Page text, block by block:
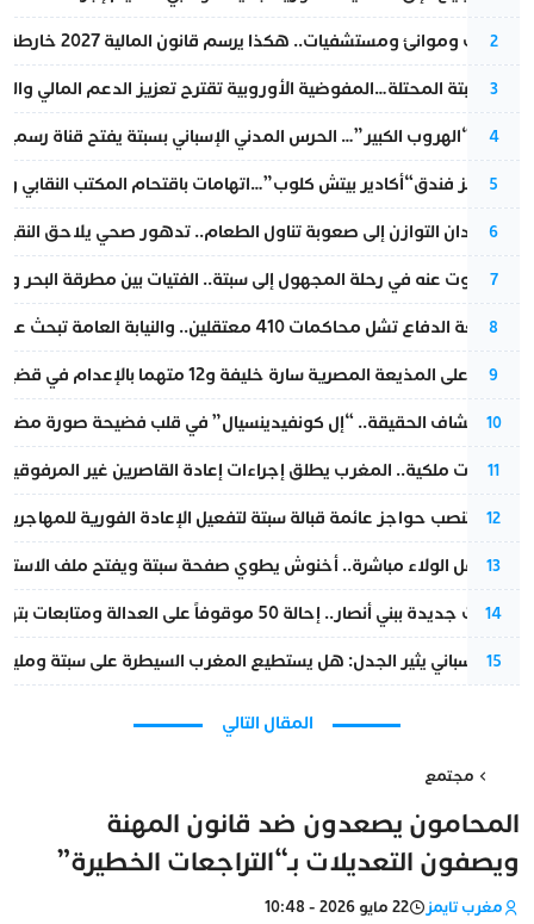
2
قطارات وموانئ ومستشفيات.. هكذا يرسم قانون المالية 2027 خارطة المغرب المقبل
3
أزمة سبتة المحتلة…المفوضية الأوروبية تقترح تعزيز الدعم المالي
4
عملية “الهروب الكبير”… الحرس المدني الإسباني بسبتة يفتح قناة
5
أزمة تهز فندق“أكادير بيتش كلوب”…اتهامات باقتحام المكتب النقابي
6
من فقدان التوازن إلى صعوبة تناول الطعام.. تدهور صحي يلاحق النقيب
7
المسكوت عنه في رحلة المجهول إلى سبتة.. الفتيات بين مطرقة البحر
8
مقاطعة الدفاع تشل محاكمات 410 معتقلين.. والنيابة العامة تبحث عن حل قانوني
9
الحكم على المذيعة المصرية سارة خليفة و12 متهما بالإعدام في قضية هزت بلاد الفراعنة
10
بعد انكشاف الحقيقة.. “إل كونفيدينسيال” في قلب فضيحة صورة
11
بتعليمات ملكية.. المغرب يطلق إجراءات إعادة القاصرين غير
12
إسبانيا تنصب حواجز عائمة قبالة سبتة لتفعيل الإعادة الفورية للمهاجرين
13
بعد حفل الولاء مباشرة.. أخنوش يطوي صفحة سبتة ويفتح ملف
14
تطورات جديدة ببني أنصار.. إحالة 50 موقوفاً على العدالة ومتابعات بتهم ثقيلة
15
تقرير إسباني يثير الجدل: هل يستطيع المغرب السيطرة على سبتة
المقال التالي
مجتمع
المحامون يصعدون ضد قانون المهنة
ويصفون التعديلات بـ“التراجعات الخطيرة”
مغرب تايمز 22 مايو 2026 - 10:48